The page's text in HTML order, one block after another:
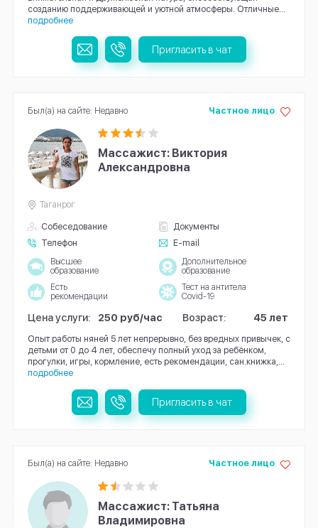
созданию поддерживающей и уютной атмосферы. Отличные...
подробнее
Пригласить в чат
Массажист: Виктория
Александровна
Собеседование
Документы
Телефон
E-mail
Частное лицо
Таганрог
Высшее
образование
Дополнительное
образование
Есть
рекомендации
Тест на антитела
Covid-19
Цена услуги: 250 руб/час Возраст: 45 лет
Опыт работы няней 5 лет непрерывно, без вредных привычек, с
детьми от 0 до 4 лет, обеспечу полный уход за ребёнком,
прогулки, игры, кормление, есть рекомендации, сан.книжка,...
подробнее
Был(а) на сайте: Недавно
Пригласить в чат
Массажист: Татьяна
Владимировна
Частное лицо
Был(а) на сайте: Недавно